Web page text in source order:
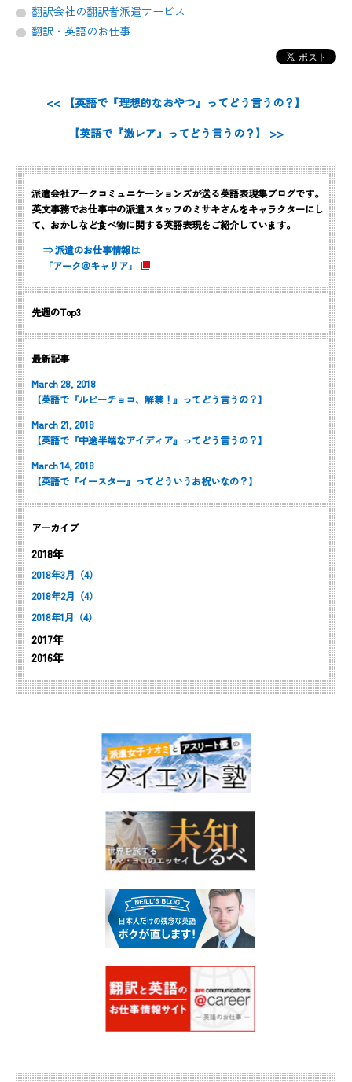
翻訳会社の翻訳者派遣サービス
翻訳・英語のお仕事
<< 【英語で『理想的なおやつ』ってどう言うの？】
【英語で『激レア』ってどう言うの？】 >>
派遣会社アークコミュニケーションズが送る英語表現集ブログです。
英文事務でお仕事中の派遣スタッフのミサキさんをキャラクターにし
て、おかしなど食べ物に関する英語表現をご紹介しています。
⇒ 派遣のお仕事情報は
「アーク＠キャリア」
先週のTop3
最新記事
March 28, 2018
【英語で『ルビーチョコ、解禁！』ってどう言うの？】
March 21, 2018
【英語で『中途半端なアイディア』ってどう言うの？】
March 14, 2018
【英語で『イースター』ってどういうお祝いなの？】
アーカイブ
2018年
2018年3月（4）
2018年2月（4）
2018年1月（4）
2017年
2016年